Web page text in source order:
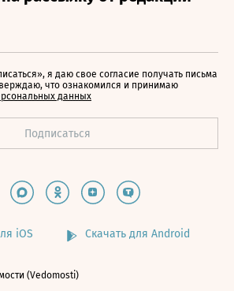
я даю свое согласие получать письма
что ознакомился и принимаю
данных
iOS Скачать для Android
(Vedomosti)